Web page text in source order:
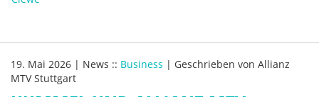
19. Mai 2026 | News :: Business | Geschrieben von Allianz
MTV Stuttgart